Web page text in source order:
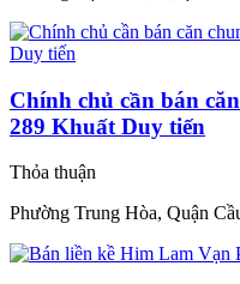
Chính chủ cần bán
289 Khuất Duy tiến
Thỏa thuận
Phường Trung Hòa, Quận